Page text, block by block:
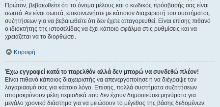
Πρώτον, βεβαιωθείτε ότι το όνομα μέλους και ο κωδικός πρόσβασής σας είναι
σωστά. Αν είναι σωστά, επικοινωνήστε με κάποιον διαχειριστή του συστήματος
συζητήσεων για να βεβαιωθείτε ότι δεν έχετε απαγορευθεί. Είναι επίσης πιθανό
ο ιδιοκτήτης της ιστοσελίδας να έχει κάποιο σφάλμα στις ρυθμίσεις και να
χρειάζεται να το διορθώσει.
Κορυφή
Έχω εγγραφεί κατά το παρελθόν αλλά δεν μπορώ να συνδεθώ πλέον!
Είναι πιθανό κάποιος διαχειριστής να απενεργοποίησε ή να διέγραψε τον
λογαριασμό σας για κάποιο λόγο. Επίσης, πολλά συστήματα συζητήσεων
απομακρύνουν μέλη περιοδικά που δεν έχουν δημοσιεύσει μηνύματα για
μεγάλο χρονικό διάστημα για να μειώσουν το μέγεθος της βάσης δεδομένων.